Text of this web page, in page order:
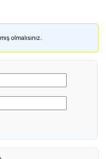
olmalısınız.